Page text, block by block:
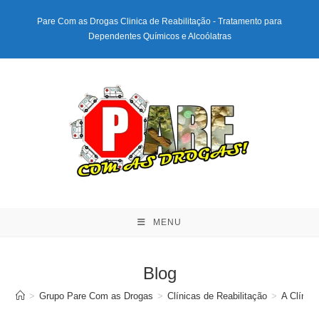
conteúdo
Pare Com as Drogas Clinica de Reabilitação - Tratamento para
Dependentes Químicos e Alcoólatras
MENU
Blog
> Grupo Pare Com as Drogas > Clínicas de Reabilitação > A